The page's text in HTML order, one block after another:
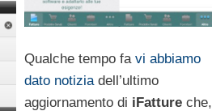
Qualche tempo fa vi abbiamo
dato notiziadell’ultimo
aggiornamento di iFattureche,